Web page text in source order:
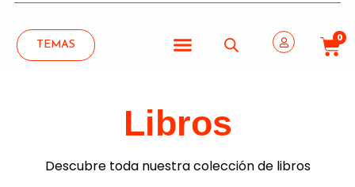
TEMAS
0
Libros
Descubre toda nuestra colección de libros